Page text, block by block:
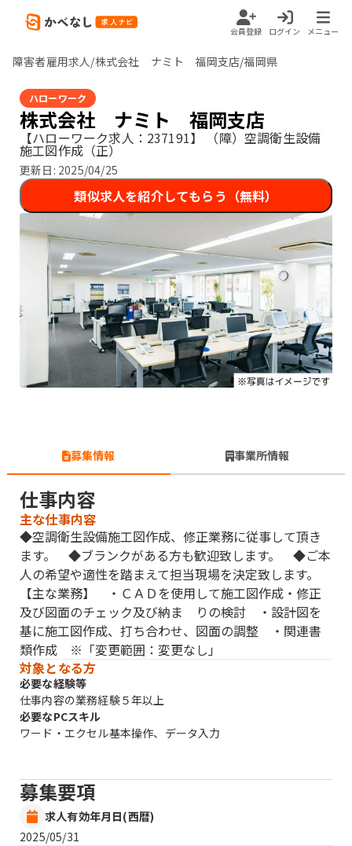
会員登録 ログイン メニュー
障害者雇用求人/株式会社 ナミト 福岡支店/福岡県
ハローワーク
株式会社 ナミト 福岡支店
【ハローワーク求人：237191】 （障）空調衛生設備
施工図作成（正）
更新日: 2025/04/25
類似求人を紹介してもらう（無料）
募集情報 事業所情報
仕事内容
主な仕事内容
◆空調衛生設備施工図作成、修正業務に従事して頂き
ます。 ◆ブランクがある方も歓迎致します。 ◆ご本
人の希望や適性を踏まえて担当現場を決定致します。
【主な業務】 ・ＣＡＤを使用して施工図作成・修正
及び図面のチェック及び納ま りの検討 ・設計図を
基に施工図作成、打ち合わせ、図面の調整 ・関連書
類作成 ※「変更範囲：変更なし」
対象となる方
必要な経験等
仕事内容の業務経験５年以上
必要なPCスキル
ワード・エクセル基本操作、データ入力
募集要項
求人有効年月日(西暦)
2025/05/31